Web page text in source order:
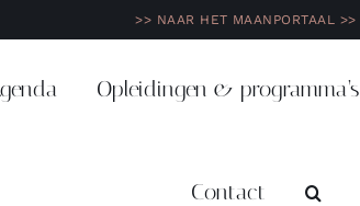
>> NAAR HET MAANPORTAAL >>
Opleidingen & programma’s
Contact